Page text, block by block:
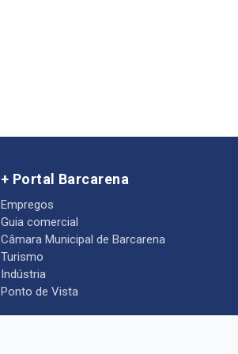
+ Portal Barcarena
Empregos
Guia comercial
Câmara Municipal de Barcarena
Turismo
Indústria
Ponto de Vista